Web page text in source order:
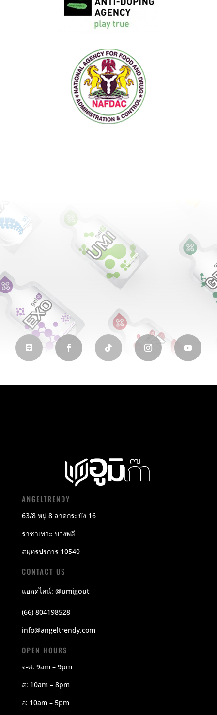
ANGELTRENDY
63/8 หมู่ 8 ลาดกระบัง 16
ราชาเทวะ บางพลี
สมุทรปรการ 10540
CONTACT US
แอดดไลน์: @umigout
(66) 804198528
info@angeltrendy.com
OPEN HOURS
จ-ศ: 9am – 9pm
ส: 10am – 8pm
อ: 10am – 5pm